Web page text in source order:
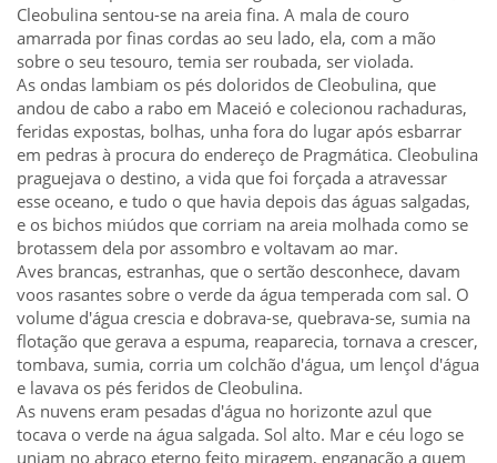
Cleobulina sentou-se na areia fina. A mala de couro
amarrada por finas cordas ao seu lado, ela, com a mão
sobre o seu tesouro, temia ser roubada, ser violada.
As ondas lambiam os pés doloridos de Cleobulina, que
andou de cabo a rabo em Maceió e colecionou rachaduras,
feridas expostas, bolhas, unha fora do lugar após esbarrar
em pedras à procura do endereço de Pragmática. Cleobulina
praguejava o destino, a vida que foi forçada a atravessar
esse oceano, e tudo o que havia depois das águas salgadas,
e os bichos miúdos que corriam na areia molhada como se
brotassem dela por assombro e voltavam ao mar.
Aves brancas, estranhas, que o sertão desconhece, davam
voos rasantes sobre o verde da água temperada com sal. O
volume d'água crescia e dobrava-se, quebrava-se, sumia na
flotação que gerava a espuma, reaparecia, tornava a crescer,
tombava, sumia, corria um colchão d'água, um lençol d'água
e lavava os pés feridos de Cleobulina.
As nuvens eram pesadas d'água no horizonte azul que
tocava o verde na água salgada. Sol alto. Mar e céu logo se
uniam no abraço eterno feito miragem, enganação a quem